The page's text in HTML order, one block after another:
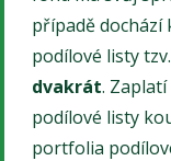
případě
podílové listy
dvakrát.
podílové listy
portfolia